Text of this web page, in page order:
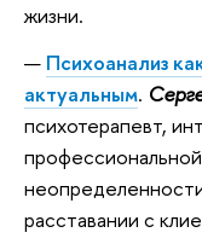
жизни.
Психоанализ
актуальным.
психотерапевт,
расставании с